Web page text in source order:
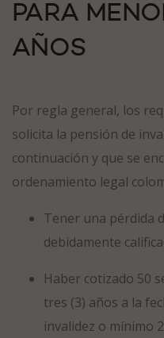
PARA
AÑOS
Por regla general, los
solicita la pensión de
continuación y que se
ordenamiento legal
Tener una pérdida
debidamente
Haber cotizado 50
tres (3) años a la
invalidez o mínimo